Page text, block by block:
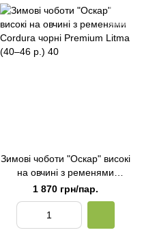
Зимові чоботи "Оскар" високі
на овчині з ременями
Cordura чорні Premium Litma
(40–46 р.) 40
1 870 грн/пар.